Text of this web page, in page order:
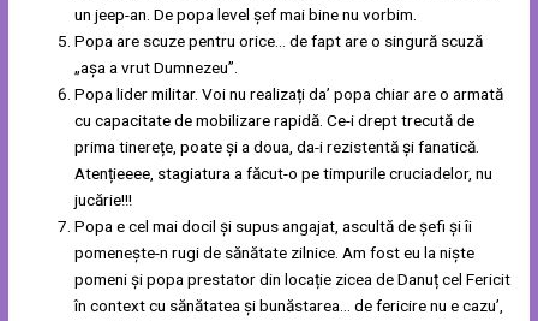
un jeep-an. De popa level șef mai bine nu vorbim.
Popa are scuze pentru orice… de fapt are o singură scuză
„așa a vrut Dumnezeu”.
Popa lider militar. Voi nu realizați da’ popa chiar are o armată
cu capacitate de mobilizare rapidă. Ce-i drept trecută de
prima tinerețe, poate și a doua, da-i rezistentă și fanatică.
Atențieeee, stagiatura a făcut-o pe timpurile cruciadelor, nu
jucărie!!!
Popa e cel mai docil și supus angajat, ascultă de șefi și îi
pomenește-n rugi de sănătate zilnice. Am fost eu la niște
pomeni și popa prestator din locație zicea de Danuț cel Fericit
în context cu sănătatea și bunăstarea… de fericire nu e cazu’,